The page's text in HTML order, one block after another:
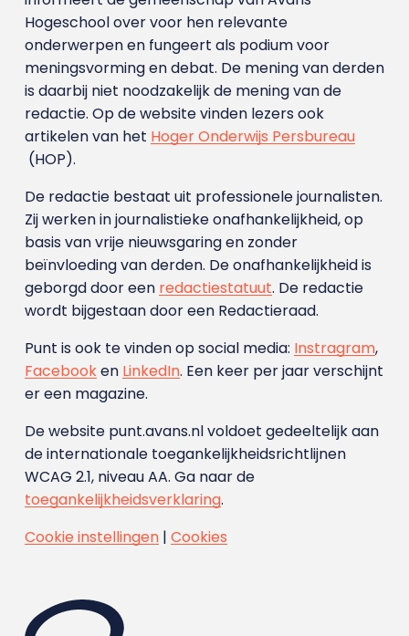
Hogeschool over voor hen relevante
onderwerpen en fungeert als podium voor
meningsvorming en debat. De mening van derden
is daarbij niet noodzakelijk de mening van de
redactie. Op de website vinden lezers ook
artikelen van het Hoger Onderwijs Persbureau
(HOP).
De redactie bestaat uit professionele journalisten.
Zij werken in journalistieke onafhankelijkheid, op
basis van vrije nieuwsgaring en zonder
beïnvloeding van derden. De onafhankelijkheid is
geborgd door een redactiestatuut. De redactie
wordt bijgestaan door een Redactieraad.
Punt is ook te vinden op social media: Instragram,
Facebooken LinkedIn. Een keer per jaar verschijnt
er een magazine.
De website punt.avans.nl voldoet gedeeltelijk aan
de internationale toegankelijkheidsrichtlijnen
WCAG 2.1, niveau AA. Ga naar de
toegankelijkheidsverklaring.
Cookie instellingen| Cookies